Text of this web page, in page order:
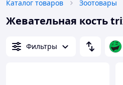
Каталог товаров Зоотовары
Жевательная кость
Фильтры